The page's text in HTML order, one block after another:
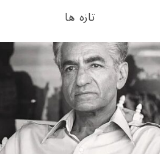
تازه ها